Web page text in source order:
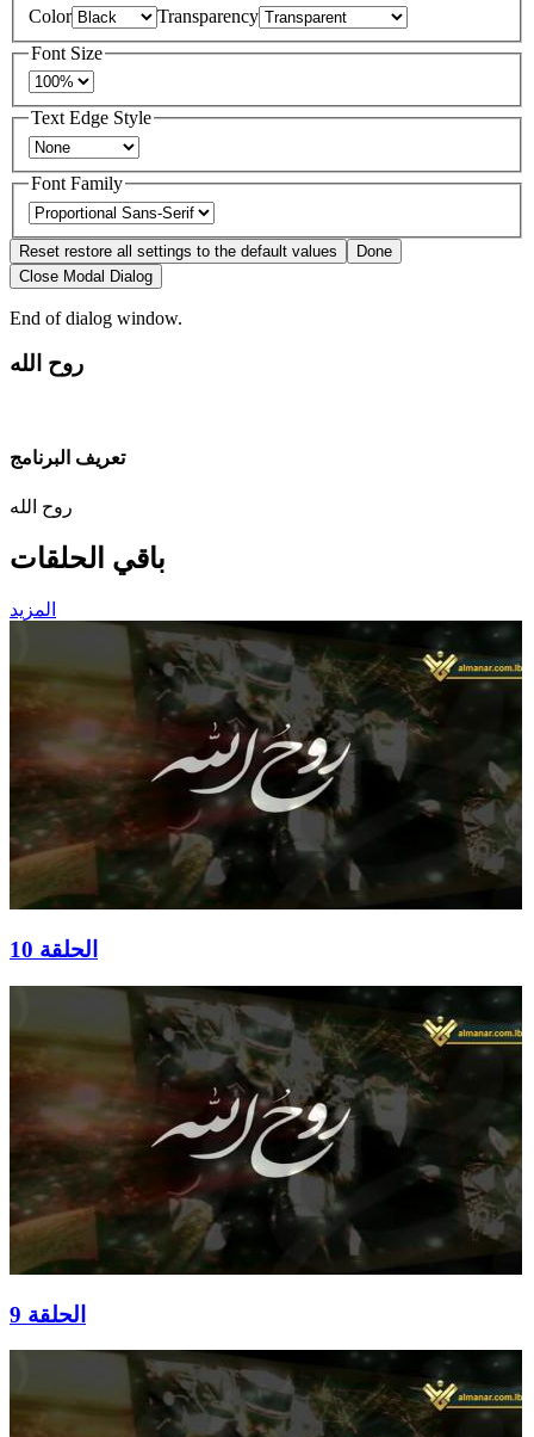
Color
Transparency
Font Size
Text Edge Style
Font Family
Reset restore all settings to the default values
Done
Close Modal Dialog
End of dialog window.
روح الله
تعريف البرنامج
روح الله
باقي الحلقات
المزيد
الحلقة 10
الحلقة 9